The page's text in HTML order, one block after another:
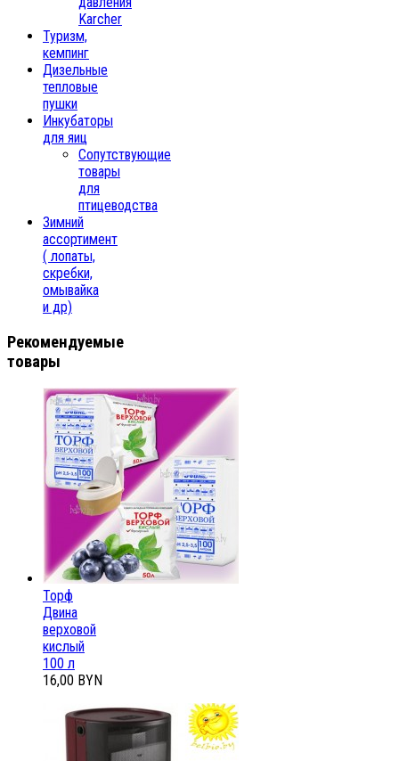
Karcher
Туризм,
кемпинг
Дизельные
тепловые
пушки
Инкубаторы
для яиц
Сопутствующие
товары
для
птицеводства
Зимний
ассортимент
( лопаты,
скребки,
омывайка
и др)
Рекомендуемые
товары
Торф
Двина
верховой
кислый
100 л
16,00 BYN